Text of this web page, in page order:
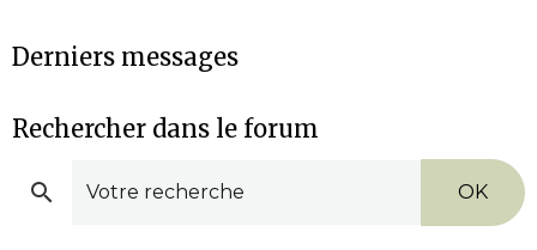
Derniers messages
Rechercher dans le forum
OK